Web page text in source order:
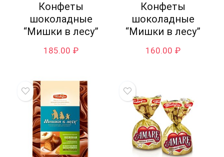
Конфеты
шоколадные
“Мишки в лесу”
185.00 ₽
Конфеты
шоколадные
“Мишки в лесу”
160.00 ₽